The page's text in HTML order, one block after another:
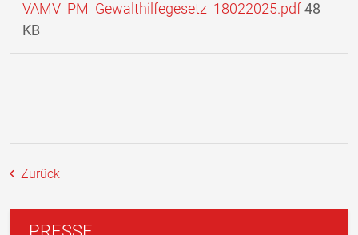
VAMV_PM_Gewalthilfegesetz_18022025.pdf48
KB
Zurück